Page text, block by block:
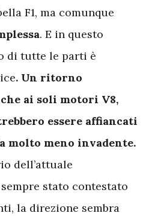
F1, ma comunque
. E in questo
di tutte le parti è
. Un ritorno
che ai soli motori V8,
essere affiancati
molto meno invadente.
dell’attuale
stato contestato
la direzione sembra